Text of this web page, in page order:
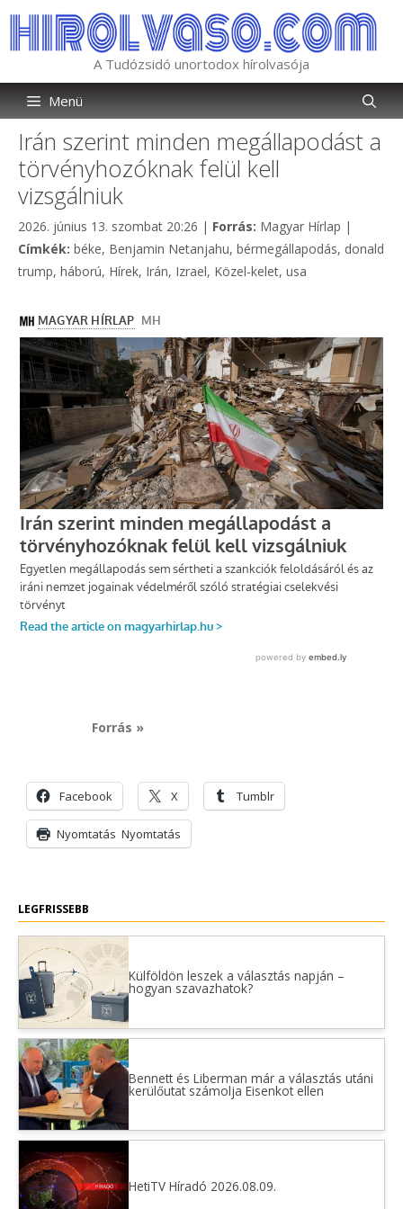
tartalomba
A Tudózsidó unortodox hírolvasója
Menü
Irán szerint minden megállapodást a
törvényhozóknak felül kell
vizsgálniuk
2026. június 13. szombat 20:26 | Forrás: Kategória
Magyar Hírlap |
Címkék: Címkék
béke, Benjamin Netanjahu, bérmegállapodás, donald
trump, háború, Hírek, Irán, Izrael, Közel-kelet, usa
Forrás »
Facebook X Tumblr
Nyomtatás Nyomtatás
LEGFRISSEBB
Külföldön leszek a választás napján –
hogyan szavazhatok?
Bennett és Liberman már a választás utáni
kerülőutat számolja Eisenkot ellen
HetiTV Híradó 2026.08.09.